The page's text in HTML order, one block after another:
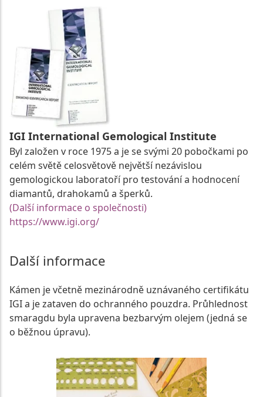
IGI International Gemological Institute
Byl založen v roce 1975 a je se svými 20 pobočkami po
celém světě celosvětově největší nezávislou
gemologickou laboratoří pro testování a hodnocení
diamantů, drahokamů a šperků.
(Další informace o společnosti)
https://www.igi.org/
Další informace
Kámen je včetně mezinárodně uznávaného certifikátu
IGI a je zataven do ochranného pouzdra. Průhlednost
smaragdu byla upravena bezbarvým olejem (jedná se
o běžnou úpravu).